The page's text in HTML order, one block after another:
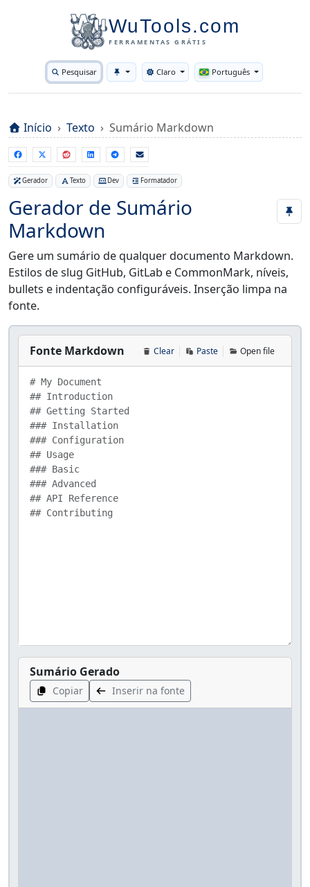
WuTools.com
FERRAMENTAS GRÁTIS
Pesquisar Toggle theme
Claro Português
Início Texto Sumário Markdown
Gerador Texto Dev Formatador
Gerador de Sumário
Markdown
Gere um sumário de qualquer documento Markdown.
Estilos de slug GitHub, GitLab e CommonMark, níveis,
bullets e indentação configuráveis. Inserção limpa na
fonte.
Fonte Markdown Clear Paste Open file
Sumário Gerado
Copiar Inserir na fonte